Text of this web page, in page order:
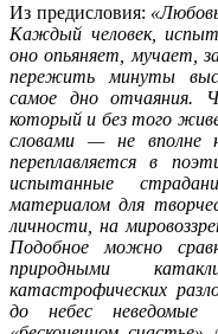
Из предисловия:
Каждый человек,
оно опьяняет, мучает,
пережить минуты
самое дно отчаяния.
который и без того
словами — не вполне
переплавляется в
испытанные
материалом для
личности, на
Подобное можно
природными
катастрофических
до небес